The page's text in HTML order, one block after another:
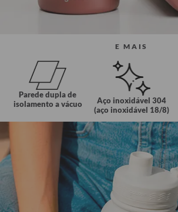
E MAIS
Parede dupla de
isolamento a vácuo
Aço inoxidável 304
(aço inoxidável 18/8)